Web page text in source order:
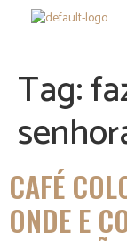
BLOG
Tag:
CAFÉ
ONDE E